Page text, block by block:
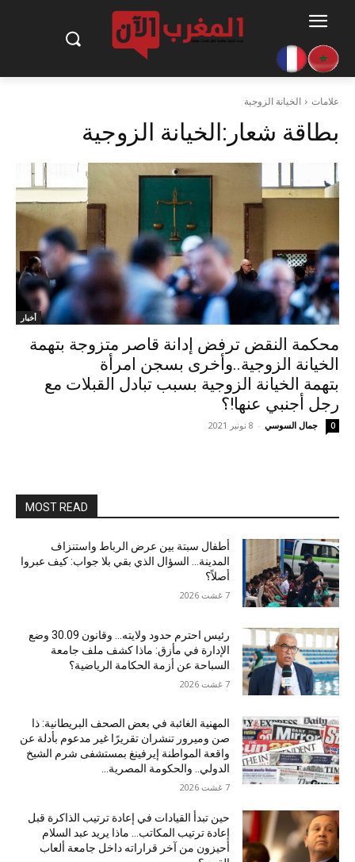
علامات الخيانة الزوجية
بطاقة شعار:الخيانة الزوجية
أخبار
محكمة النقض ترفض إدانة قاصر متزوجة بتهمة
الخيانة الزوجية..وأخرى بسجن امرأة
بتهمة الخيانة الزوجية بسبب تبادل القبلات مع
رجل أجنبي عنها!؟
جمال السوسي - 8 نونبر 2021 0
MOST READ
أطفال سبتة بين عرض الرباط واستنزاف
المدينة… السؤال الذي بقي بلا جواب: كيف عبروا
أصلاً؟
7 غشت 2026
رئيس احترم حدود ولايته… وقانون 30.09 وضع
الإدارة في مأزق: ماذا كشف ملف جامعة
السباحة عن أزمة الحكامة الرياضية؟
7 غشت 2026
المهنية الغائبة في بعض الصحف البريطانية: ذا
صن وميرور تنشران تقريرًا غير مدعوم بأدلة عن
واقعة المواطنة إيرفينغ بمستشفى شرم الشيخ
الدولي.. والحكومة المصرية...
7 غشت 2026
حين تبدأ القيادات في إعادة ترتيب الذاكرة قبل
إعادة ترتيب المكاتب… ماذا يريد عبد السلام
أحيزون من آخر قراراته داخل جامعة ألعاب